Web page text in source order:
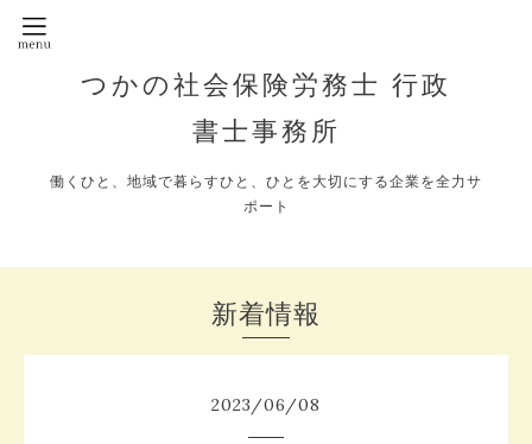
つかの社会保険労務士 行政
書士事務所
働くひと、地域で暮らすひと、ひとを大切にする企業を全力サ
ポート
新着情報
2023/06/08